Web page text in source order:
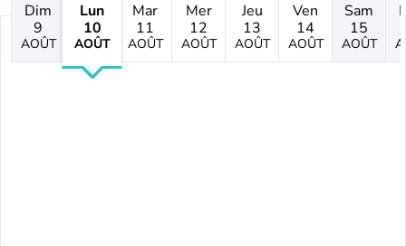
Dim
9
AOÛT
Lun
10
AOÛT
Mar
11
AOÛT
Mer
12
AOÛT
Jeu
13
AOÛT
Ven
14
AOÛT
Sam
15
AOÛT